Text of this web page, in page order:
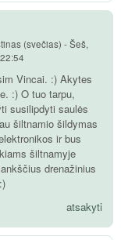
(svečias) -Šeš,
Vincai. :) Akytes
:) O tuo tarpu,
susilipdyti saulės
šiltnamio šildymas
ir bus
šiltnamyje
drenažinius
atsakyti